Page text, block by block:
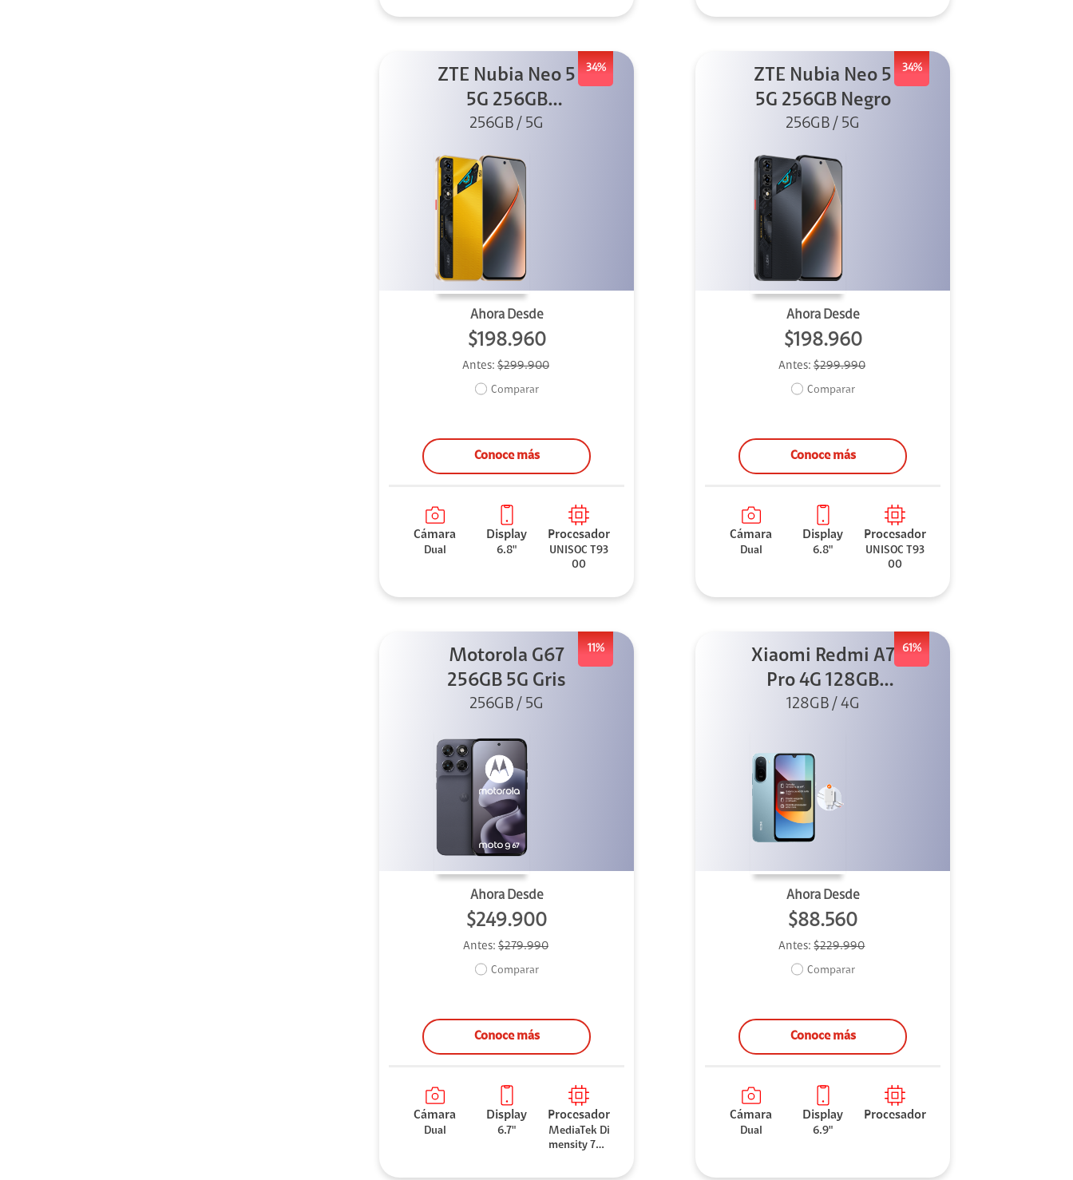
34%
ZTE Nubia Neo 5
5G 256GB
Dorado
256GB / 5G
Ahora Desde
$198.960
Antes: $299.900
Comparar
Conoce más
Cámara
Dual
Display
6.8"
Procesador
UNISOC T93
00
34%
ZTE Nubia Neo 5
5G 256GB Negro
256GB / 5G
Ahora Desde
$198.960
Antes: $299.990
Comparar
Conoce más
Cámara
Dual
Display
6.8"
Procesador
UNISOC T93
00
11%
Motorola G67
256GB 5G Gris
256GB / 5G
Ahora Desde
$249.900
Antes: $279.990
Comparar
Conoce más
Cámara
Dual
Display
6.7"
Procesador
MediaTek Di
mensity 706
61%
Xiaomi Redmi A7
Pro 4G 128GB
Azul + Cargador
128GB / 4G
Ahora Desde
$88.560
Antes:$229.990
Comparar
Conoce más
Cámara
Dual
Display
6.9"
Procesador